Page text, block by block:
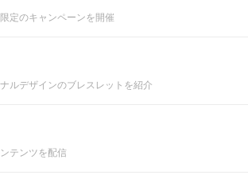
定のキャンペーンを開催
ルデザインのブレスレットを紹介
テンツを配信